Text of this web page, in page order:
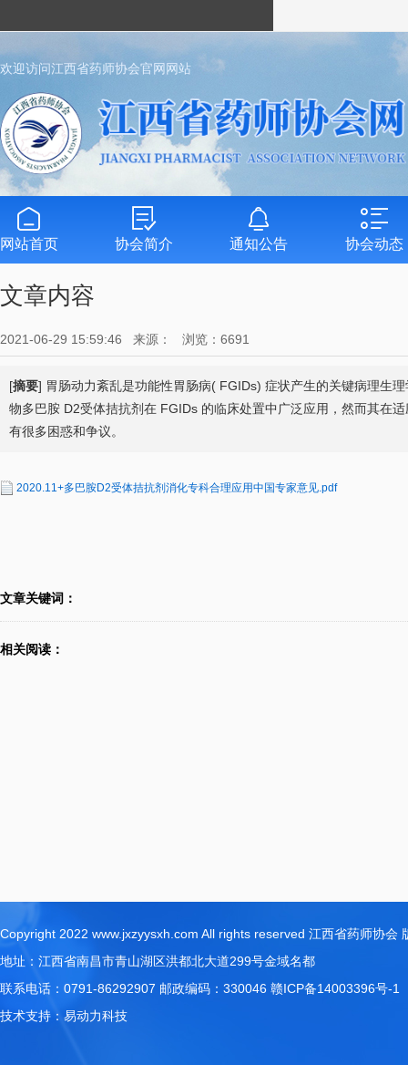
欢迎访问江西省药师协会官网网站
网站首页 协会简介 通知公告 协会动态
文章内容
2021-06-29 15:59:46 来源： 浏览：6691
[摘要] 胃肠动力紊乱是功能性胃肠病( FGIDs) 症状产生的关键病理生
物多巴胺 D2受体拮抗剂在 FGIDs 的临床处置中广泛应用，然而其在
有很多困惑和争议。
2020.11+多巴胺D2受体拮抗剂消化专科合理应用中国专家意见.pdf
文章关键词：
相关阅读：
Copyright 2022 www.jxzyysxh.com All rights reserved 江西省药师协会
地址：江西省南昌市青山湖区洪都北大道299号金域名都
联系电话：0791-86292907 邮政编码：330046 赣ICP备14003396号-1
技术支持： 易动力科技